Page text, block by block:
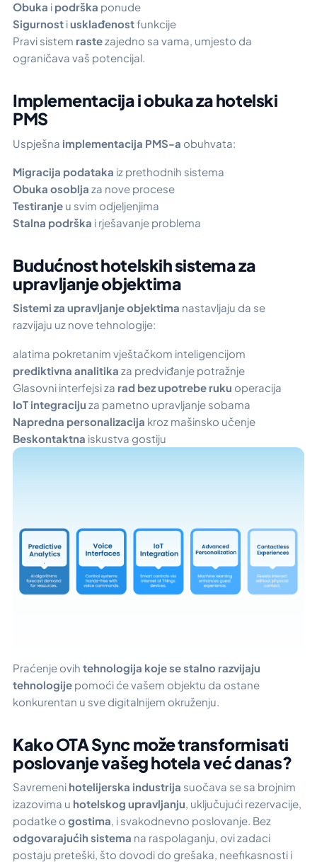
Obuka i podrška ponude
Sigurnost iusklađenostfunkcije
Pravi sistem rastezajedno sa vama, umjesto da
ograničava vaš potencijal.
Implementacija i obuka za hotelski
PMS
Uspješna implementacija PMS-a obuhvata:
Migracija podataka iz prethodnih sistema
Obuka osoblja za nove procese
Testiranje u svim odjeljenjima
Stalna podrška i rješavanje problema
Budućnost hotelskih sistema za
upravljanje objektima
Sistemi za upravljanje objektima nastavljaju da se
razvijaju uz nove tehnologije:
alatima pokretanim vještačkom inteligencijom
prediktivna analitika za predviđanje potražnje
Glasovni interfejsi za rad bez upotrebe ruku operacija
IoT integraciju za pametno upravljanje sobama
Napredna personalizacija kroz mašinsko učenje
Beskontaktna iskustva gostiju
Praćenje ovih tehnologija koje se stalno razvijaju
tehnologije pomoći će vašem objektu da ostane
konkurentan u sve digitalnijem okruženju.
Kako OTA Sync može transformisati
poslovanje vašeg hotela već danas?
Savremeni hotelijerska industrija suočava se sa brojnim
izazovima u hotelskog upravljanju , uključujući rezervacije,
podatke o gostima , i svakodnevno poslovanje. Bez
odgovarajućih sistema na raspolaganju, ovi zadaci
postaju preteški, što dovodi do grešaka, neefikasnosti i